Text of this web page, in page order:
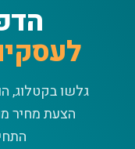
גלשו בקטלוג,
הצעת מחיר